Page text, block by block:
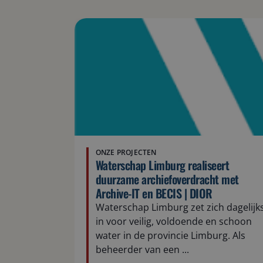
ONZE PROJECTEN
Waterschap Limburg realiseert
duurzame archiefoverdracht met
Archive-IT en BECIS | DIOR
Waterschap Limburg zet zich
in voor veilig, voldoende en schoon
water in de provincie Limburg. Als
beheerder van een ...